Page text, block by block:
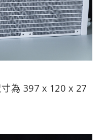
為 397 x 120 x 27